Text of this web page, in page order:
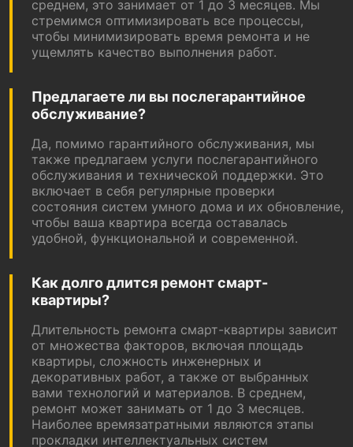
среднем, это занимает от 1 до 3 месяцев. Мы
стремимся оптимизировать все процессы,
чтобы минимизировать время ремонта и не
ущемлять качество выполнения работ.
Предлагаете ли вы послегарантийное
обслуживание?
Да, помимо гарантийного обслуживания, мы
также предлагаем услуги послегарантийного
обслуживания и технической поддержки. Это
включает в себя регулярные проверки
состояния систем умного дома и их обновление,
чтобы ваша квартира всегда оставалась
удобной, функциональной и современной.
Как долго длится ремонт смарт-
квартиры?
Длительность ремонта смарт-квартиры зависит
от множества факторов, включая площадь
квартиры, сложность инженерных и
декоративных работ, а также от выбранных
вами технологий и материалов. В среднем,
ремонт может занимать от 1 до 3 месяцев.
Наиболее времязатратными являются этапы
прокладки интеллектуальных систем